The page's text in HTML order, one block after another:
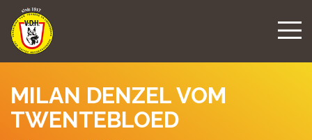
MILAN DENZEL VOM
TWENTEBLOED